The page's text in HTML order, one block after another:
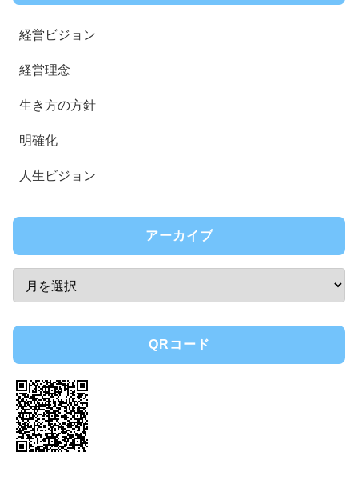
経営ビジョン
経営理念
生き方の方針
明確化
人生ビジョン
アーカイブ
QRコード